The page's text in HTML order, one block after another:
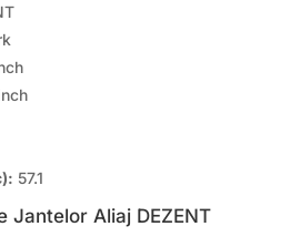
57.1
Jantelor Aliaj DEZENT